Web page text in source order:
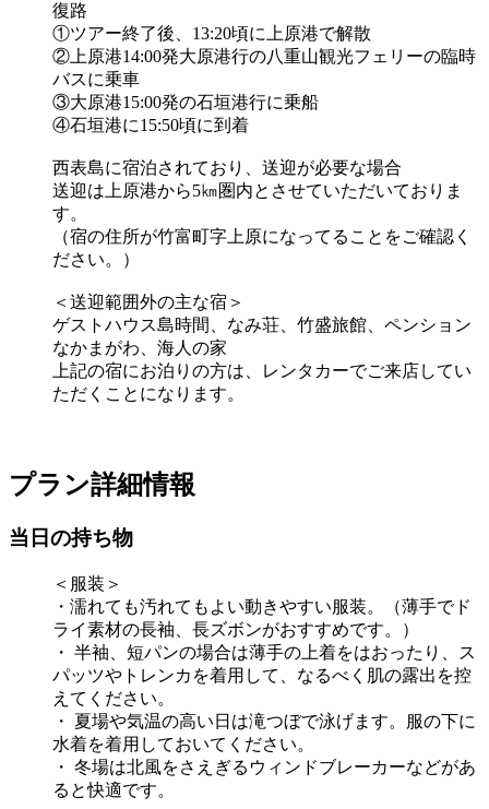
復路
①ツアー終了後、13:20頃に上原港で解散
②上原港14:00発大原港行の八重山観光フェリーの臨時
バスに乗車
③大原港15:00発の石垣港行に乗船
④石垣港に15:50頃に到着
西表島に宿泊されており、送迎が必要な場合
送迎は上原港から5㎞圏内とさせていただいておりま
す。
（宿の住所が竹富町字上原になってることをご確認く
ださい。）
＜送迎範囲外の主な宿＞
ゲストハウス島時間、なみ荘、竹盛旅館、ペンション
なかまがわ、海人の家
上記の宿にお泊りの方は、レンタカーでご来店してい
ただくことになります。
プラン詳細情報
当日の持ち物
＜服装＞
・濡れても汚れてもよい動きやすい服装。（薄手でド
ライ素材の長袖、長ズボンがおすすめです。）
・ 半袖、短パンの場合は薄手の上着をはおったり、ス
パッツやトレンカを着用して、なるべく肌の露出を控
えてください。
・ 夏場や気温の高い日は滝つぼで泳げます。服の下に
水着を着用しておいてください。
・ 冬場は北風をさえぎるウィンドブレーカーなどがあ
ると快適です。